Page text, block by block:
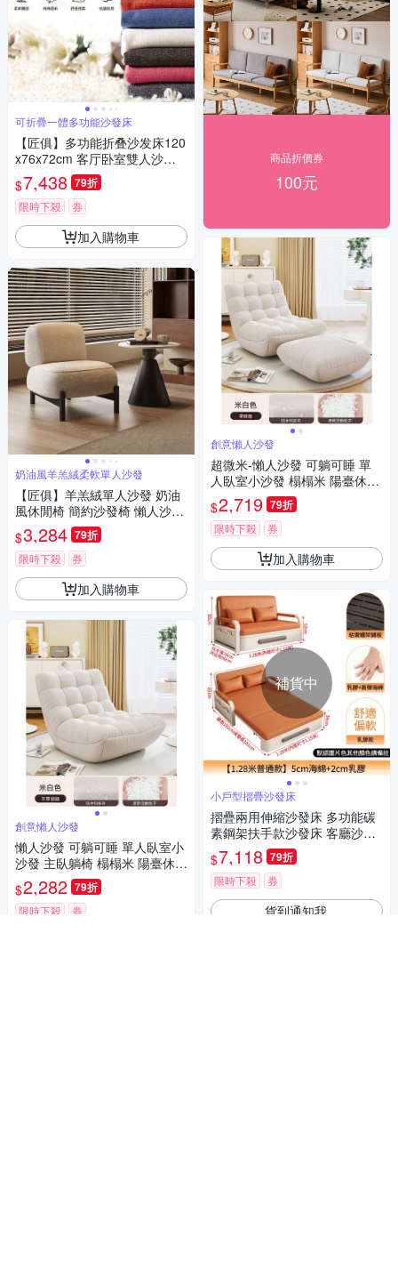
可折疊一體多功能沙發床
【匠俱】多功能折叠沙发床120
x76x72cm 客厅卧室雙人沙發
厚18cm 小户型懒人沙發 可拆
洗一体陪护床
$7,438 79折
限時下殺 券
加入購物車
奶油風羊羔絨柔軟單人沙發
【匠俱】羊羔絨單人沙發 奶油
風休閒椅 簡約沙發椅 懶人沙發
椅子 小戶型座椅
$3,284 79折
限時下殺 券
加入購物車
創意懶人沙發
懶人沙發 可躺可睡 單人臥室小
沙發 主臥躺椅 榻榻米 陽臺休閑
椅 休憩豆袋沙發 無腳踏
$2,282 79折
限時下殺 券
商品折價券
100元
創意懶人沙發
超微米-懶人沙發 可躺可睡 單
人臥室小沙發 榻榻米 陽臺休閑
椅 休憩豆袋沙發 腳踏款
$2,719 79折
限時下殺 券
加入購物車
補貨中
小戶型摺疊沙發床
摺疊兩用伸縮沙發床 多功能碳
素鋼架扶手款沙發床 客廳沙發
單人伸縮床
$7,118 79折
限時下殺 券
貨到通知我